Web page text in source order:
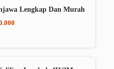
Lengkap Dan Murah